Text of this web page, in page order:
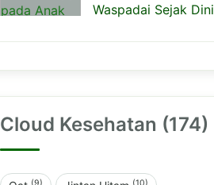
Waspadai Sejak Dini
Cloud Kesehatan (174)
(9) (10)